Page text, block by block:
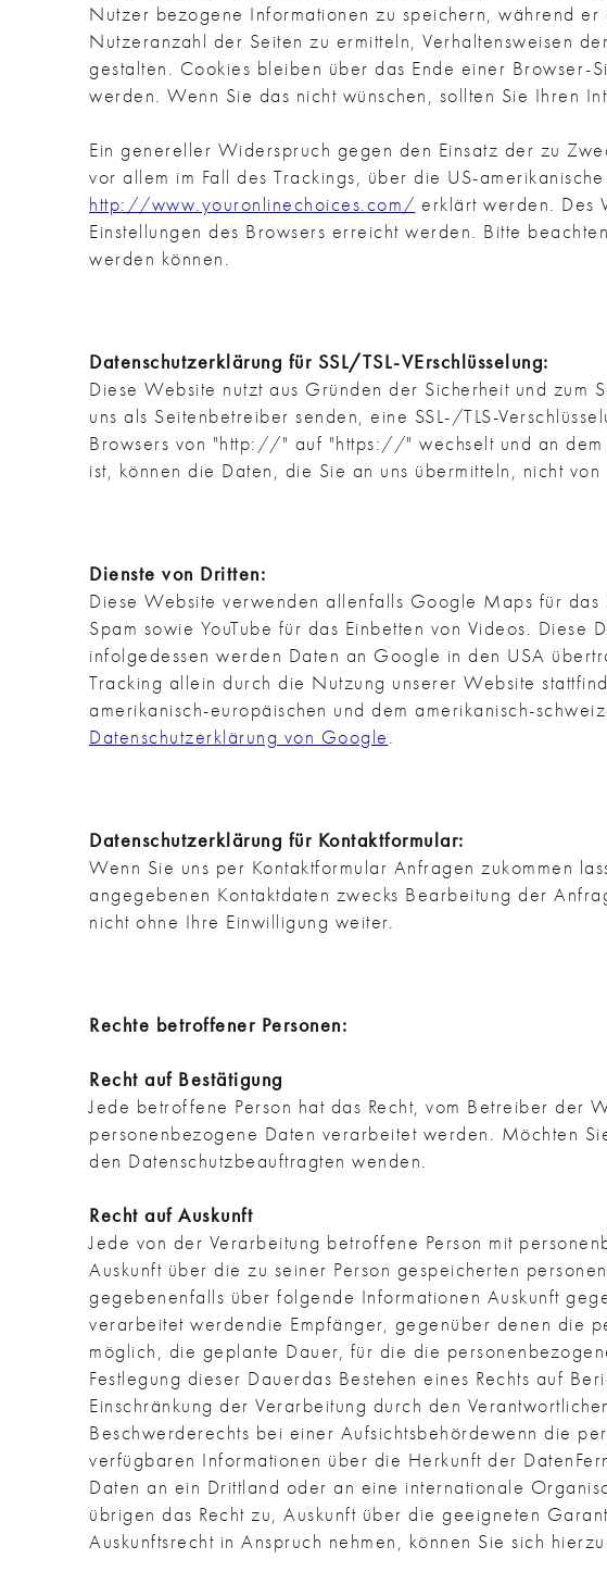
Nutzer bezogene Informationen zu speichern, während
Nutzeranzahl der Seiten zu ermitteln, Verhaltensweisen
gestalten. Cookies bleiben über das Ende einer Browser-
werden. Wenn Sie das nicht wünschen, sollten Sie Ihren
Ein genereller Widerspruch gegen den Einsatz der zu
vor allem im Fall des Trackings, über die US-amerikanische
http://www.youronlinechoices.com/ erklärt werden. Des
Einstellungen des Browsers erreicht werden. Bitte
werden können.
Datenschutzerklärung für SSL/TSL-VErschlüsselung:
Diese Website nutzt aus Gründen der Sicherheit und
uns als Seitenbetreiber senden, eine SSL-/TLS-
Browsers von "http://" auf "https://" wechselt und an dem
ist, können die Daten, die Sie an uns übermitteln, nicht
Dienste von Dritten:
Diese Website verwenden allenfalls Google Maps für
Spam sowie YouTube für das Einbetten von Videos.
infolgedessen werden Daten an Google in den USA
Tracking allein durch die Nutzung unserer Website
amerikanisch-europäischen und dem amerikanisch-
Datenschutzerklärung von Google.
Datenschutzerklärung für Kontaktformular:
Wenn Sie uns per Kontaktformular Anfragen zukommen
angegebenen Kontaktdaten zwecks Bearbeitung der
nicht ohne Ihre Einwilligung weiter.
Rechte betroffener Personen:
Recht auf Bestätigung
Jede betroffene Person hat das Recht, vom Betreiber der
personenbezogene Daten verarbeitet werden. Möchten
den Datenschutzbeauftragten wenden.
Recht auf Auskunft
Jede von der Verarbeitung betroffene Person mit
Auskunft über die zu seiner Person gespeicherten
gegebenenfalls über folgende Informationen Auskunft
verarbeitet werdendie Empfänger, gegenüber denen die
möglich, die geplante Dauer, für die die
Festlegung dieser Dauerdas Bestehen eines Rechts auf
Einschränkung der Verarbeitung durch den
Beschwerderechts bei einer Aufsichtsbehördewenn die
verfügbaren Informationen über die Herkunft der
Daten an ein Drittland oder an eine internationale
übrigen das Recht zu, Auskunft über die geeigneten
Auskunftsrecht in Anspruch nehmen, können Sie sich